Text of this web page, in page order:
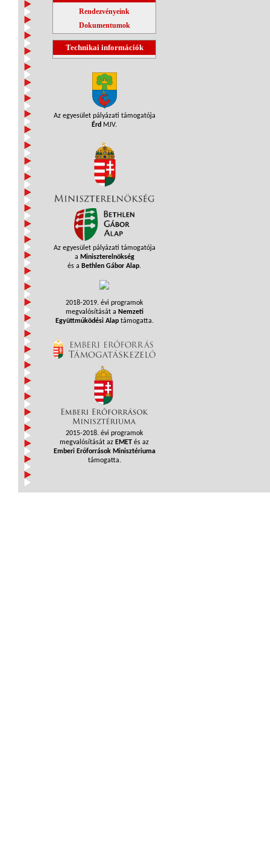
Rendezvényeink
Dokumentumok
Technikai információk
Az egyesület pályázati támogatója
Érd MJV.
Az egyesület pályázati támogatója
a Miniszterelnökség
és a Bethlen Gábor Alap.
2018-2019. évi programok
megvalósítását a Nemzeti
Együttműködési Alaptámogatta.
2015-2018. évi programok
megvalósítását az EMET és az
Emberi Erőforrások Minisztériuma
támogatta.